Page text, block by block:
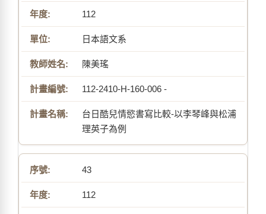
112
日本語文系
陳美瑤
112-2410-H-160-006 -
台日酷兒情慾書寫比較-以李琴峰與松浦
理英子為例
43
112